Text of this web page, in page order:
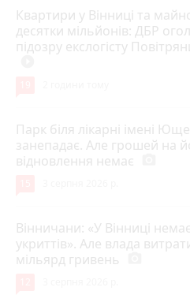
Квартири у Вінниці та
десятки мільйонів: ДБР
підозру екслогісту
Парк біля лікарні імені
занепадає. Але грошей на
відновлення немає
Вінничани: «У Вінниці немає
укриттів». Але влада
мільярд гривень